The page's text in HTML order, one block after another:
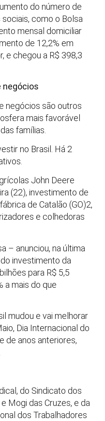
do número de
como o Bolsa
mensal domiciliar
de 12,2% em
e chegou a R$ 398,3
negócios
negócios são outros
mais favorável
famílias.
no Brasil. Há 2
John Deere
(22), investimento de
de Catalão (GO)2,
e colhedoras
– anunciou, na última
investimento da
para R$ 5,5
a mais do que
mudou e vai melhorar
Dia Internacional do
de anos anteriores,
do Sindicato dos
Mogi das Cruzes, e da
dos Trabalhadores